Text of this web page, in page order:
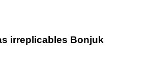
irreplicables Bonjuk